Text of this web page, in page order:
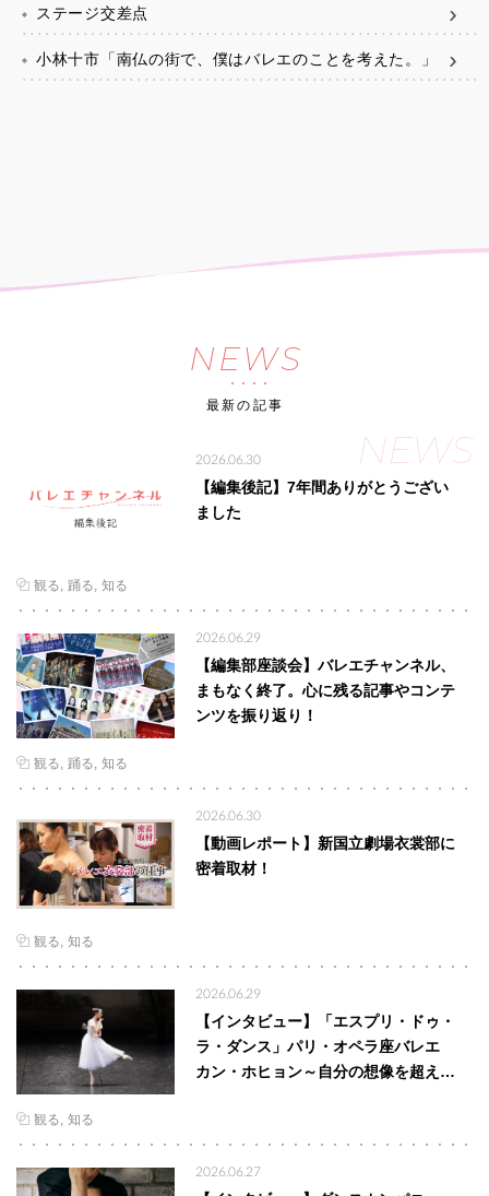
ステージ交差点
小林十市「南仏の街で、僕はバレエのことを考えた。」
NEWS
最新の記事
NEWS
2026.06.30
【編集後記】7年間ありがとうござい
ました
観る 踊る 知る
2026.06.29
【編集部座談会】バレエチャンネル、
まもなく終了。心に残る記事やコンテ
ンツを振り返り！
観る 踊る 知る
2026.06.30
【動画レポート】新国立劇場衣裳部に
密着取材！
観る 知る
2026.06.29
【インタビュー】「エスプリ・ドゥ・
ラ・ダンス」パリ・オペラ座バレエ
カン・ホヒョン～自分の想像を超え…
観る 知る
2026.06.27